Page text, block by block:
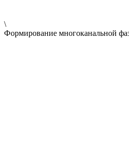
\
Формирование многоканальной